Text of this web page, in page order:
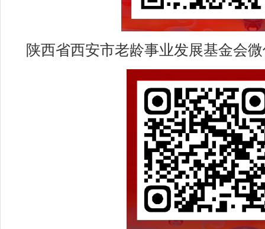
陕西省西安市老龄事业发展基金会